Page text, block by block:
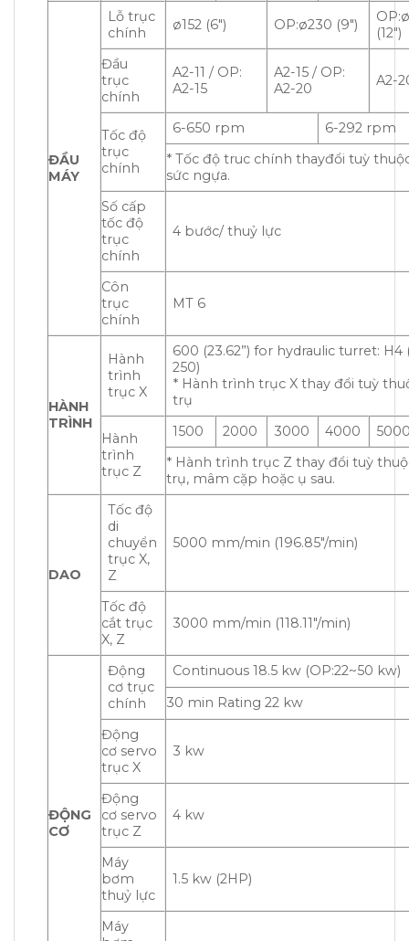
ĐẦU
MÁY
Lỗ trục
chính
ø152 (6″) OP:ø230 (9″)
(12″)
Đầu
trục
chính
A2-11 / OP:
A2-15
A2-15 / OP:
A2-20
A2-
Tốc độ
trục
chính
6-650 rpm
6-292 rpm
* Tốc độ truc chính thayđổi tuỳ
sức ngựa.
Số cấp
tốc độ
trục
chính
4 bước/ thuỷ lực
Côn
trục
chính
MT 6
HÀNH
TRÌNH
Hành
trình
trục X
600 (23.62”) for hydraulic turret: H4
250)
* Hành trình trục X thay đổi tuỳ
trụ
Hành
trình
trục Z
1500 2000 3000 4000
* Hành trình trục Z thay đổi tuỳ
trụ, mâm cặp hoặc ụ sau.
DAO
Tốc độ
di
chuyển
trục X,
Z
5000 mm/min (196.85″/min)
Tốc độ
cắt trục
X, Z
3000 mm/min (118.11″/min)
ĐỘNG
CƠ
Động
cơ trục
chính
Continuous 18.5 kw (OP:22~50 kw)
30 min Rating 22 kw
Động
cơ servo
trục X
3 kw
Động
cơ servo
trục Z
4 kw
Máy
bơm
thuỷ lực
1.5 kw (2HP)
Máy